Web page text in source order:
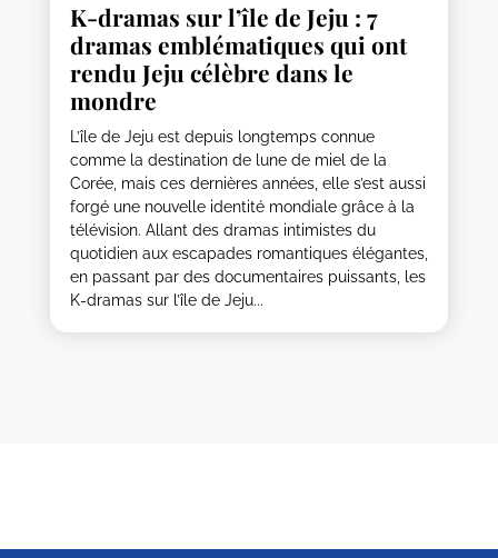
K-dramas sur l’île de Jeju : 7
dramas emblématiques qui ont
rendu Jeju célèbre dans le
mondre
L’île de Jeju est depuis longtemps connue
comme la destination de lune de miel de la
Corée, mais ces dernières années, elle s’est aussi
forgé une nouvelle identité mondiale grâce à la
télévision. Allant des dramas intimistes du
quotidien aux escapades romantiques élégantes,
en passant par des documentaires puissants, les
K-dramas sur l’île de Jeju...